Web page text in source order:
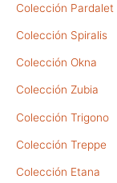
Colección Pardalet
Colección Spiralis
Colección Okna
Colección Zubia
Colección Trigono
Colección Treppe
Colección Etana